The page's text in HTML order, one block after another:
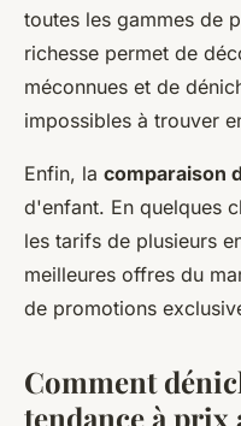
toutes les gammes de
richesse permet de
méconnues et de
impossibles à trouver
Enfin, la comparaison
d'enfant. En quelques
les tarifs de plusieurs
meilleures offres du
de promotions
Comment
tendance à prix